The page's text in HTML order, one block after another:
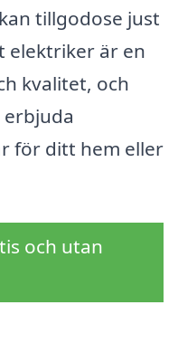
tillgodose just
elektriker är en
kvalitet, och
för ditt hem eller
och utan